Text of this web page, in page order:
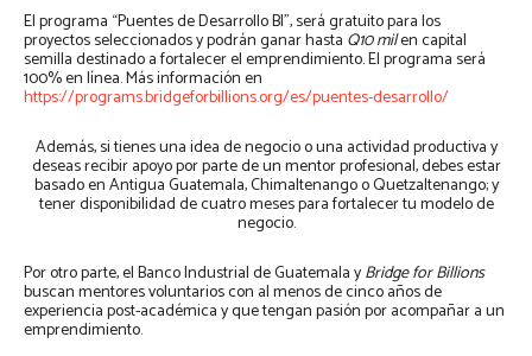
El programa “Puentes de Desarrollo BI”, será gratuito para los
proyectos seleccionados y podrán ganar hasta Q10 milen capital
semilla destinado a fortalecer el emprendimiento. El programa será
100% en línea. Más información en
https://programs.bridgeforbillions.org/es/puentes-desarrollo/
Además, si tienes una idea de negocio o una actividad productiva y
deseas recibir apoyo por parte de un mentor profesional, debes estar
basado en Antigua Guatemala, Chimaltenango o Quetzaltenango; y
tener disponibilidad de cuatro meses para fortalecer tu modelo de
negocio.
Por otro parte, el Banco Industrial de Guatemala yBridge for Billions
buscan mentores voluntarios con al menos de cinco años de
experiencia post-académica y que tengan pasión por acompañar a un
emprendimiento.